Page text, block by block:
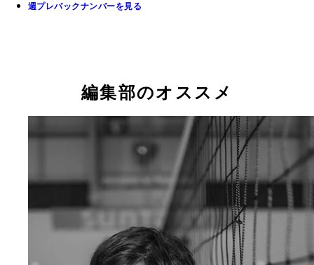
週プレバックナンバーを見る
編集部のオススメ